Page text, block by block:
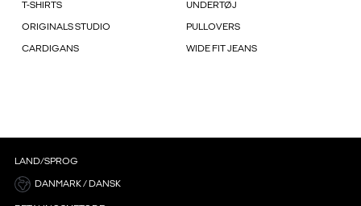
T-SHIRTS UNDERTØJ
ORIGINALS STUDIO PULLOVERS
CARDIGANS WIDE FIT JEANS
LAND/SPROG
DANMARK / DANSK